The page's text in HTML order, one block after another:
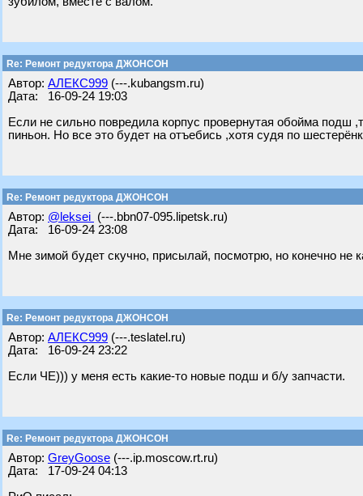
Re: Ремонт редуктора ДЖОНСОН
Автор: АЛЕКС999 (---.kubangsm.ru)
Дата: 16-09-24 19:03
Если не сильно повредила корпус провернутая обойма подш
пиньон. Но все это будет на отъебись ,хотя судя по
Re: Ремонт редуктора ДЖОНСОН
Автор: @leksei (---.bbn07-095.lipetsk.ru)
Дата: 16-09-24 23:08
Мне зимой будет скучно, присылай, посмотрю, но конечно не
Re: Ремонт редуктора ДЖОНСОН
Автор: АЛЕКС999 (---.teslatel.ru)
Дата: 16-09-24 23:22
Если ЧЕ))) у меня есть какие-то новые подш и б/у запчасти.
Re: Ремонт редуктора ДЖОНСОН
Автор: GreyGoose (---.ip.moscow.rt.ru)
Дата: 17-09-24 04:13